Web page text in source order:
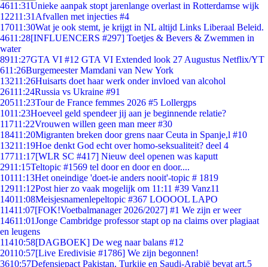
4611:31Unieke aanpak stopt jarenlange overlast in Rotterdamse wijk
12211:31 Afvallen met injecties #4
17011:30Wat je ook stemt, je krijgt in NL altijd Links Liberaal Beleid.
4611:28[INFLUENCERS #297] Toetjes & Bevers & Zwemmen in
water
8911:27GTA VI #12 GTA VI Extended look 27 Augustus Netflix/YT
611:26Burgemeester Mamdani van New York
13211:26Huisarts doet haar werk onder invloed van alcohol
26111:24Russia vs Ukraine #91
20511:23Tour de France femmes 2026 #5 Lollergps
1011:23Hoeveel geld spendeer jij aan je beginnende relatie?
11711:22Vrouwen willen geen man meer #30
18411:20Migranten breken door grens naar Ceuta in Spanje,l #10
13211:19Hoe denkt God echt over homo-seksualiteit? deel 4
17711:17[WLR SC #417] Nieuw deel openen was kaputt
2911:15Teltopic #1569 tel door en door en door....
10111:13Het oneindige 'doet-ie anders nooit'-topic # 1819
12911:12Post hier zo vaak mogelijk om 11:11 #39 Vanz11
14011:08Meisjesnamenlepeltopic #367 LOOOOL LAPO
11411:07[FOK!Voetbalmanager 2026/2027] #1 We zijn er weer
14611:01Jonge Cambridge professor stapt op na claims over plagiaat
en leugens
11410:58[DAGBOEK] De weg naar balans #12
20110:57[Live Eredivisie #1786] We zijn begonnen!
3610:57Defensiepact Pakistan, Turkije en Saudi-Arabië bevat art.5